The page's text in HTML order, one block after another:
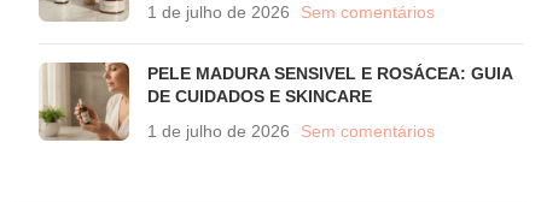
1 de julho de 2026
Sem comentários
PELE MADURA SENSIVEL E ROSÁCEA: GUIA
DE CUIDADOS E SKINCARE
1 de julho de 2026
Sem comentários